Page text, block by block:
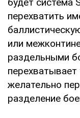
перехватить
или
раздельными
желательно
разделение